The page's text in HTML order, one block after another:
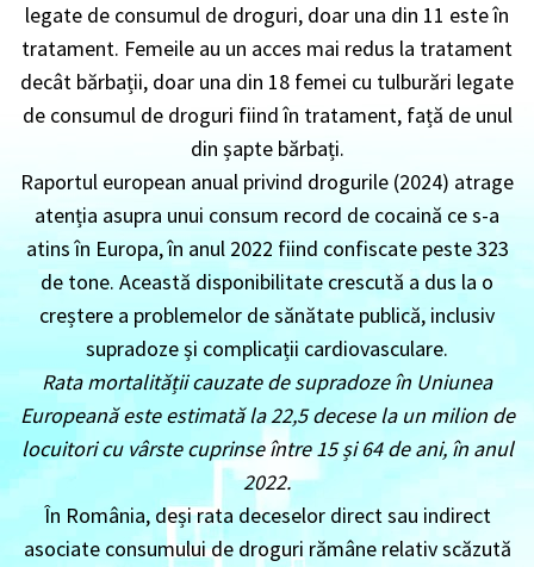
legate de consumul de droguri, doar una din 11 este în
tratament. Femeile au un acces mai redus la tratament
decât bărbații, doar una din 18 femei cu tulburări legate
de consumul de droguri fiind în tratament, față de unul
din șapte bărbați.
Raportul european anual privind drogurile (2024) atrage
atenția asupra unui consum record de cocaină ce s-a
atins în Europa, în anul 2022 fiind confiscate peste 323
de tone. Această disponibilitate crescută a dus la o
creștere a problemelor de sănătate publică, inclusiv
supradoze și complicații cardiovasculare.
Rata mortalității cauzate de supradoze în Uniunea
Europeană este estimată la 22,5 decese la un milion de
locuitori cu vârste cuprinse între 15 și 64 de ani, în anul
2022.
În România, deși rata deceselor direct sau indirect
asociate consumului de droguri rămâne relativ scăzută